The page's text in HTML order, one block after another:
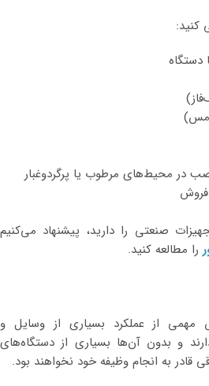
کنید:
دستگاه
مس)
فروش
صنعتی را دارید، پیشنهاد می‌کنیم
را مطالعه کنید.
مهمی از عملکرد بسیاری از وسایل و
و بدون آن‌ها بسیاری از دستگاه‌های
قادر به انجام وظیفه خود نخواهند بود.